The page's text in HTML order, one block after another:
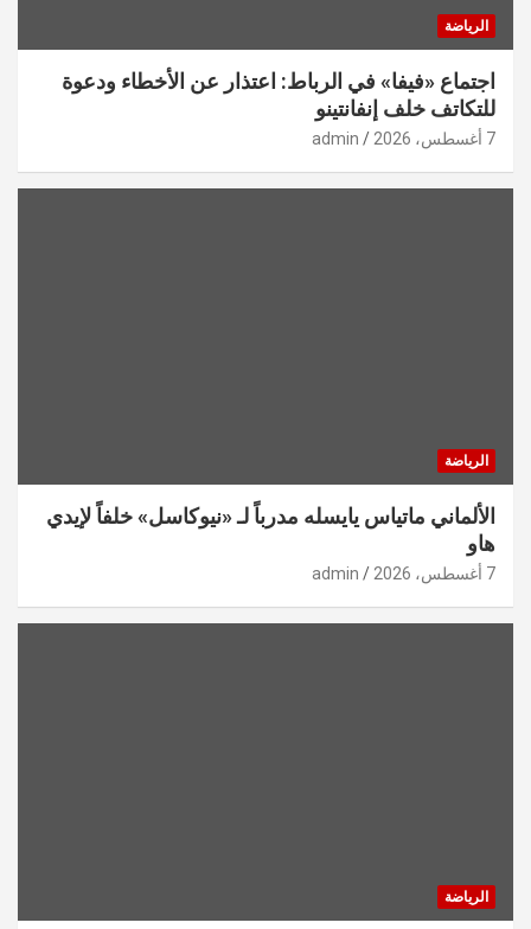
الرياضة
اجتماع «فيفا» في الرباط: اعتذار عن الأخطاء ودعوة
للتكاتف خلف إنفانتينو
7 أغسطس، 2026 admin
الرياضة
الألماني ماتياس يايسله مدرباً لـ «نيوكاسل» خلفاً لإيدي
هاو
7 أغسطس، 2026 admin
الرياضة